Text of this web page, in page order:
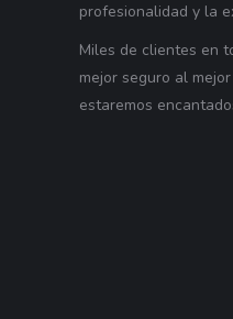
profesionalidad y la
Miles de clientes en
mejor seguro al
estaremos